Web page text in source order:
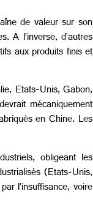
de valeur sur son
A l’inverse, d’autres
aux produits finis et
Etats-Unis, Gabon,
mécaniquement
en Chine. Les
obligeant les
(Etats-Unis,
l’insuffisance, voire